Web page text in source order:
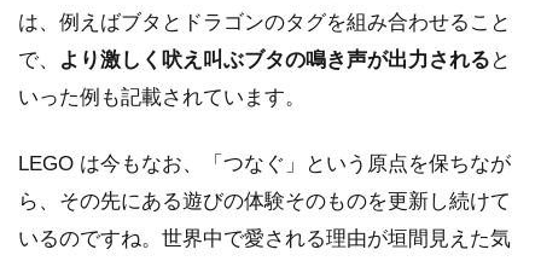
は、例えばブタとドラゴンのタグを組み合わせること
で、
より激しく吠え叫ぶブタの鳴き声が出力される と
いった例も記載されています。
LEGO は今もなお、「つなぐ」という原点を保ちなが
ら、その先にある遊びの体験そのものを更新し続けて
いるのですね。世界中で愛される理由が垣間見えた気